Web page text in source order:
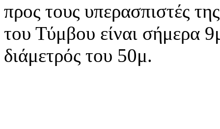
προς τους υπερασπιστές
του Τύμβου είναι σήμερα
διάμετρός του 50μ.